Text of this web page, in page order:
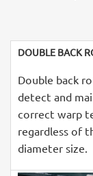
DOUBLE BACK
Double back
detect and
correct warp
regardless of
diameter size.